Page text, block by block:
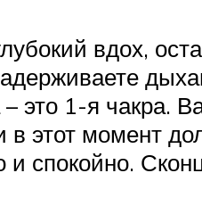
вдох,
это 1-я чакра.
в этот момент
спокойно.